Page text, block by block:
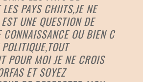
PAYS CHIITS,JE NE
UNE QUESTION DE
CONNAISSANCE OU BIEN C
POUR MOI JE NE CROIS
ET SOYEZ